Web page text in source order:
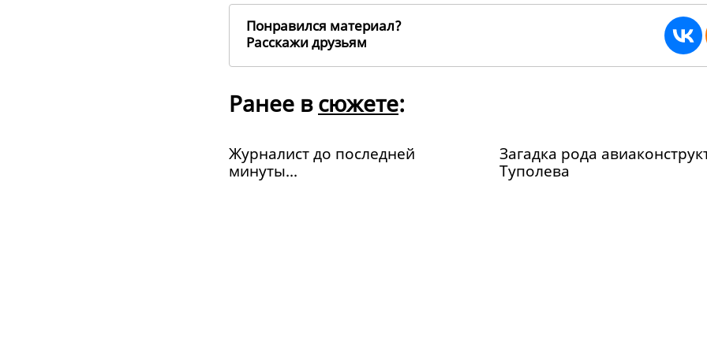
Понравился материал?
Расскажи друзьям
Ранее всюжете:
Журналист до последней
минуты...
Загадка рода
Туполева